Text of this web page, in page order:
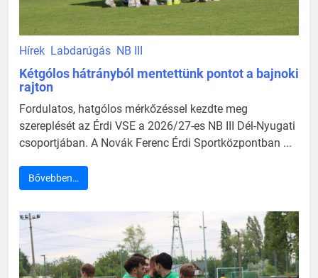
Hírek Labdarúgás NB III
Kétgólos hátrányból mentettünk pontot a bajnoki
rajton
Fordulatos, hatgólos mérkőzéssel kezdte meg
szereplését az Érdi VSE a 2026/27-es NB III Dél-Nyugati
csoportjában. A Novák Ferenc Érdi Sportközpontban ...
Bővebben…